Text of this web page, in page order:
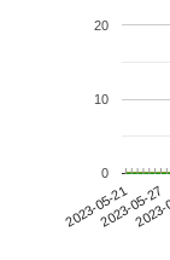
2023-05-212023-05-27
0
10
20